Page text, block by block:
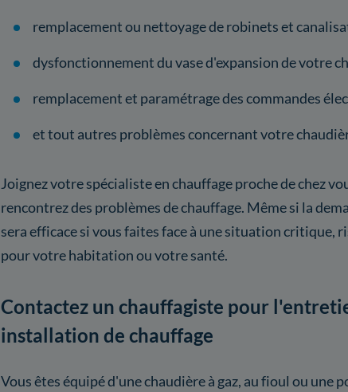
remplacement ou nettoyage de robinets et
dysfonctionnement du vase d'expansion de votre
remplacement et paramétrage des commandes
et tout autres problèmes concernant votre
Joignez votre spécialiste en chauffage proche de chez
rencontrez des problèmes de chauffage. Même si la
sera efficace si vous faites face à une situation critique,
pour votre habitation ou votre santé.
Contactez un chauffagiste pour
installation de chauffage
Vous êtes équipé d'une chaudière à gaz, au fioul ou une